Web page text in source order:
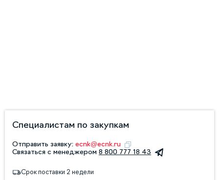
Специалистам по закупкам
Отправить заявку: ecnk@ecnk.ru
Связаться с менеджером 8 800 777 18 43
Срок поставки 2 недели